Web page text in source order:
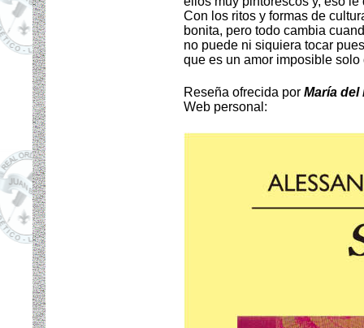
Con los ritos y formas de
bonita, pero todo cambia
no puede ni siquiera tocar
que es un amor imposible
Reseña ofrecida por María del
Web personal: